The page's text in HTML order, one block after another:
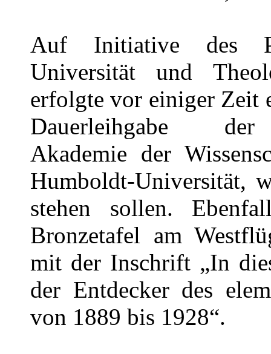
Auf Initiative des
Universität und
erfolgte vor einiger Zeit
Dauerleihgabe der
Akademie der
Humboldt-Universität,
stehen sollen.
Bronzetafel am
mit der Inschrift „In
der Entdecker des
von 1889 bis 1928“.